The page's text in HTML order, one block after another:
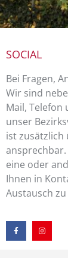
SOCIAL
Bei Fragen,
Wir sind
Mail, Telefon
unser
ist zusätzlich
eine oder
Ihnen in
Austausch